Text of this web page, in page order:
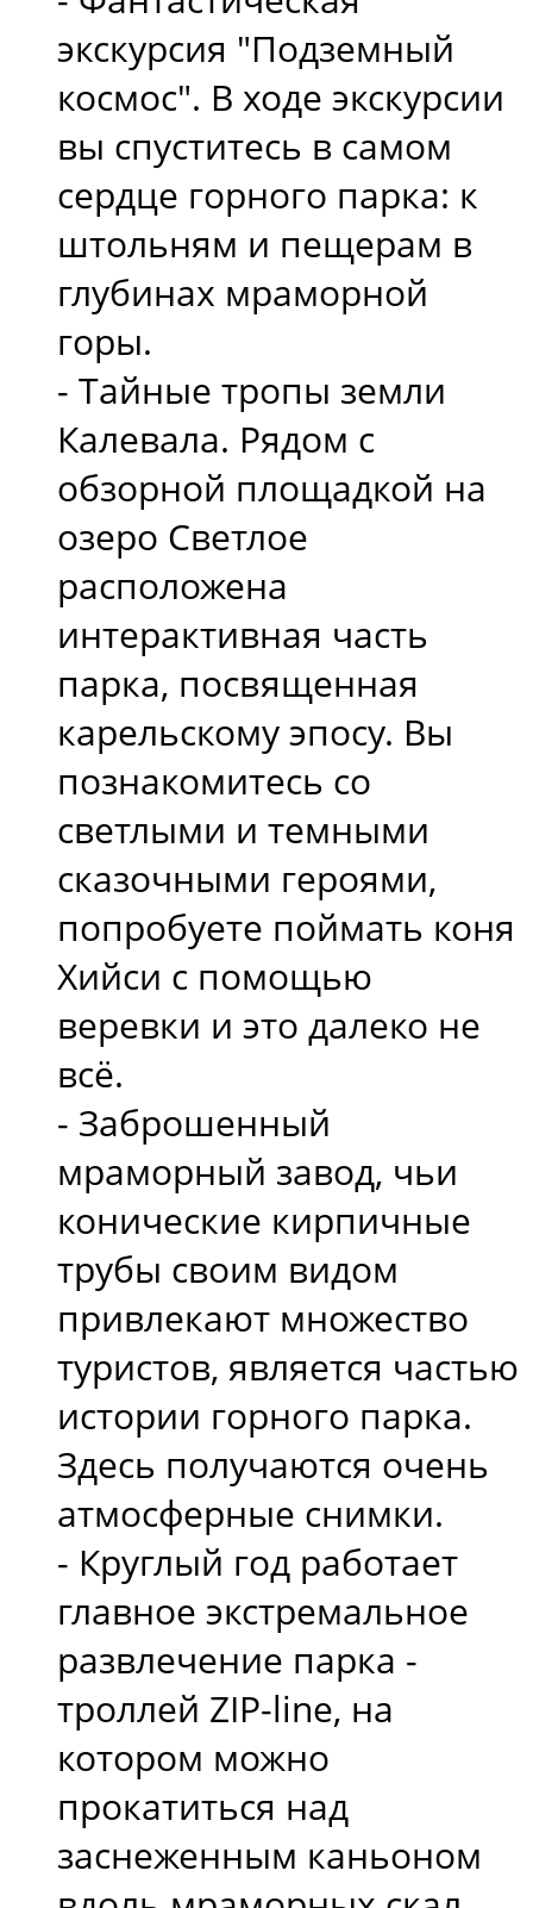
экскурсия "Подземный
космос". В ходе экскурсии
вы спуститесь в самом
сердце горного парка: к
штольням и пещерам в
глубинах мраморной
горы.
- Тайные тропы земли
Калевала. Рядом с
обзорной площадкой на
озеро Светлое
расположена
интерактивная часть
парка, посвященная
карельскому эпосу. Вы
познакомитесь со
светлыми и темными
сказочными героями,
попробуете поймать коня
Хийси с помощью
веревки и это далеко не
всё.
- Заброшенный
мраморный завод, чьи
конические кирпичные
трубы своим видом
привлекают множество
туристов, является частью
истории горного парка.
Здесь получаются очень
атмосферные снимки.
- Круглый год работает
главное экстремальное
развлечение парка -
троллей ZIP-line, на
котором можно
прокатиться над
заснеженным каньоном